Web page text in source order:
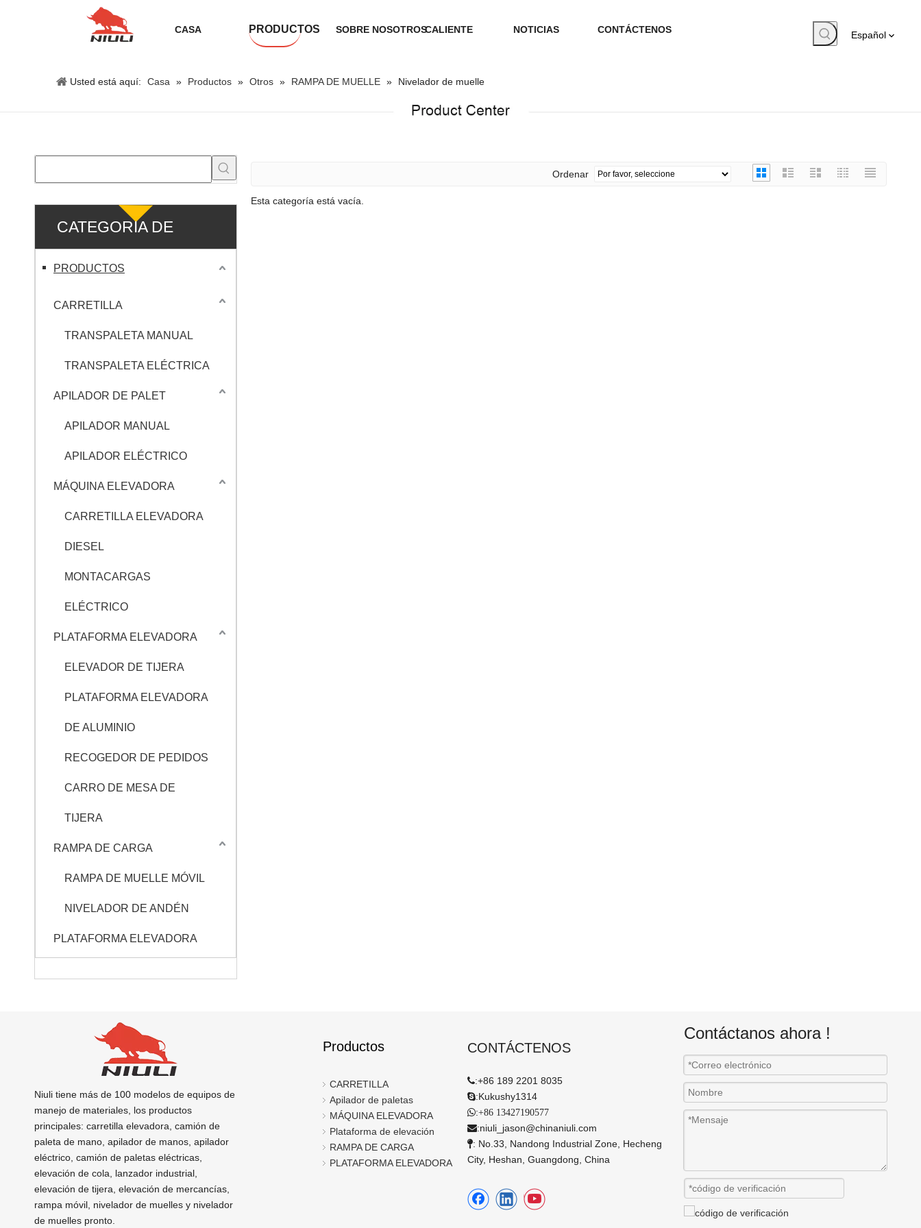
CASA PRODUCTOS SOBRE NOSOTROSCALIENTE NOTICIAS CONTÁCTENOS Español
Usted está aquí: Casa » Productos » Otros » RAMPA DE MUELLE » Nivelador de muelle
CATEGORIA DE
PRODUCTO
PRODUCTOS
CARRETILLA
TRANSPALETA MANUAL
TRANSPALETA ELÉCTRICA
APILADOR DE PALET
APILADOR MANUAL
APILADOR ELÉCTRICO
MÁQUINA ELEVADORA
CARRETILLA ELEVADORA
DIESEL
MONTACARGAS
ELÉCTRICO
PLATAFORMA ELEVADORA
ELEVADOR DE TIJERA
PLATAFORMA ELEVADORA
DE ALUMINIO
RECOGEDOR DE PEDIDOS
CARRO DE MESA DE
TIJERA
RAMPA DE CARGA
RAMPA DE MUELLE MÓVIL
NIVELADOR DE ANDÉN
PLATAFORMA ELEVADORA
Ordenar
Esta categoría está vacía.
Niuli tiene más de 100 modelos de equipos de
manejo de materiales, los productos
principales: carretilla elevadora, camión de
paleta de mano, apilador de manos, apilador
eléctrico, camión de paletas eléctricas,
elevación de cola, lanzador industrial,
elevación de tijera, elevación de mercancías,
rampa móvil, nivelador de muelles y nivelador
de muelles pronto.
Productos
CARRETILLA
Apilador de paletas
MÁQUINA ELEVADORA
Plataforma de elevación
RAMPA DE CARGA
PLATAFORMA ELEVADORA
CONTÁCTENOS
:+86 189 2201 8035
:Kukushy1314
:+86 13427190577
:niuli_jason@chinaniuli.com
: No.33, Nandong Industrial Zone, Hecheng
City, Heshan, Guangdong, China
Contáctanos ahora !